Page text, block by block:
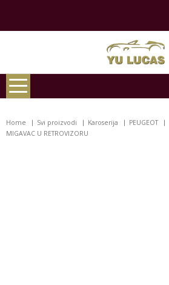
Home Svi proizvodi Karoserija PEUGEOT
MIGAVAC U RETROVIZORU